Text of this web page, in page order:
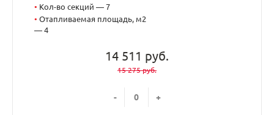
• Кол-во секций — 7
• Отапливаемая площадь, м2
— 4
14 511 руб.
15 275 руб.
- +